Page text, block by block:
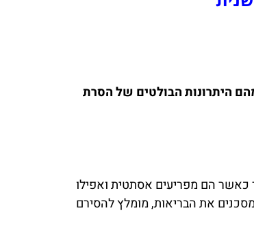
היתרונות הבולטים של הסרת
כאשר הם מפריעים אסתטית ואפילו
את הבריאות, מומלץ להסירם